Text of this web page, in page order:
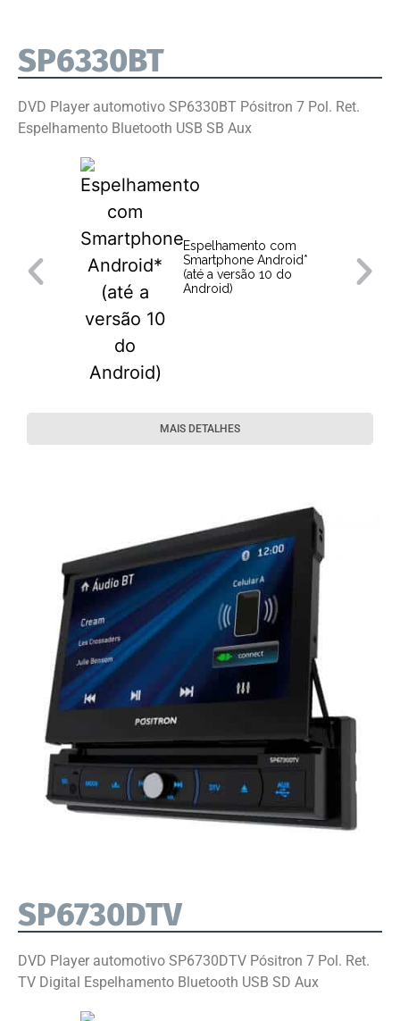
SP6330BT
DVD Player automotivo SP6330BT Pósitron 7 Pol. Ret.
Espelhamento Bluetooth USB SB Aux
Espelhamento com
Smartphone Android*
(até a versão 10 do
Android)
MAIS DETALHES
SP6730DTV
DVD Player automotivo SP6730DTV Pósitron 7 Pol. Ret.
TV Digital Espelhamento Bluetooth USB SD Aux